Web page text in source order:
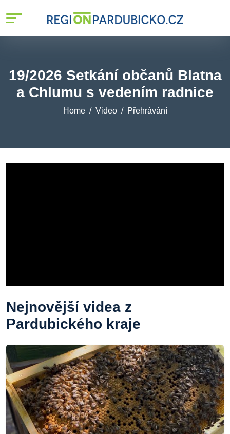
19/2026 Setkání občanů Blatna
a Chlumu s vedením radnice
Home Video Přehrávání
Nejnovější videa z
Pardubického kraje